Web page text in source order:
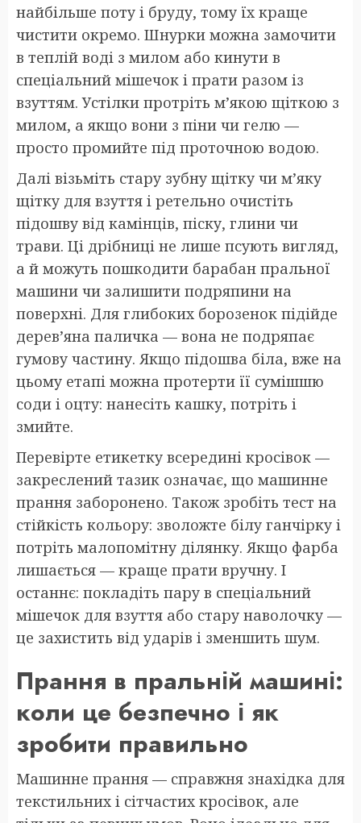
найбільше поту і бруду, тому їх краще
чистити окремо. Шнурки можна замочити
в теплій воді з милом або кинути в
спеціальний мішечок і прати разом із
взуттям. Устілки протріть м’якою щіткою з
милом, а якщо вони з піни чи гелю —
просто промийте під проточною водою.
Далі візьміть стару зубну щітку чи м’яку
щітку для взуття і ретельно очистіть
підошву від камінців, піску, глини чи
трави. Ці дрібниці не лише псують вигляд,
а й можуть пошкодити барабан пральної
машини чи залишити подряпини на
поверхні. Для глибоких борозенок підійде
дерев’яна паличка — вона не подряпає
гумову частину. Якщо підошва біла, вже на
цьому етапі можна протерти її сумішшю
соди і оцту: нанесіть кашку, потріть і
змийте.
Перевірте етикетку всередині кросівок —
закреслений тазик означає, що машинне
прання заборонено. Також зробіть тест на
стійкість кольору: зволожте білу ганчірку і
потріть малопомітну ділянку. Якщо фарба
лишається — краще прати вручну. І
останнє: покладіть пару в спеціальний
мішечок для взуття або стару наволочку —
це захистить від ударів і зменшить шум.
Прання в пральній машині:
коли це безпечно і як
зробити правильно
Машинне прання — справжня знахідка для
текстильних і сітчастих кросівок, але